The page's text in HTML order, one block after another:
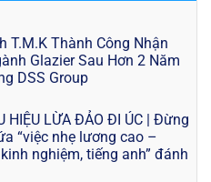
T.M.K Thành Công Nhận
Glazier Sau Hơn 2 Năm
DSS Group
HIỆU LỪA ĐẢO ĐI ÚC | Đừng
“việc nhẹ lương cao –
nghiệm, tiếng anh” đánh